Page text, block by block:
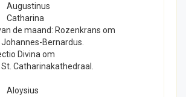
Augustinus
Catharina
de maand: Rozenkrans om
Johannes-Bernardus.
Divina om
Catharinakathedraal.
Aloysius